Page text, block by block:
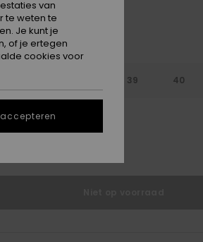
39 40
van
te weten te
Je kunt je
of je ertegen
cookies voor